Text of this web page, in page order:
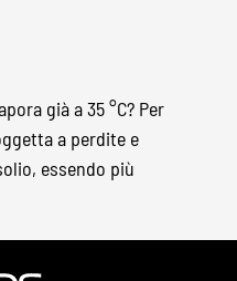
già a 35 °C? Per
a perdite e
essendo più